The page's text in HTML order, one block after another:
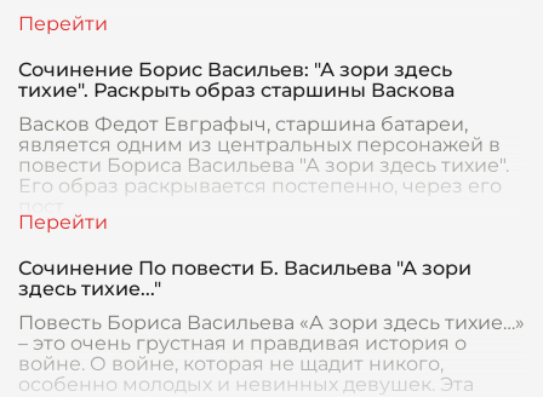
Сочинение Борис Васильев: "А зори здесь
тихие". Раскрыть образ старшины Васкова
Васков Федот Евграфыч, старшина батареи,
является одним из центральных персонажей в
повести Бориса Васильева "А зори здесь тихие".
Его образ раскрывается постепенно, через его
Сочинение По повести Б. Васильева "А зори
здесь тихие..."
Повесть Бориса Васильева «А зори здесь тихие…»
– это очень грустная и правдивая история о
войне. О войне, которая не щадит никого,
особенно молодых и невинных девушек. Эта